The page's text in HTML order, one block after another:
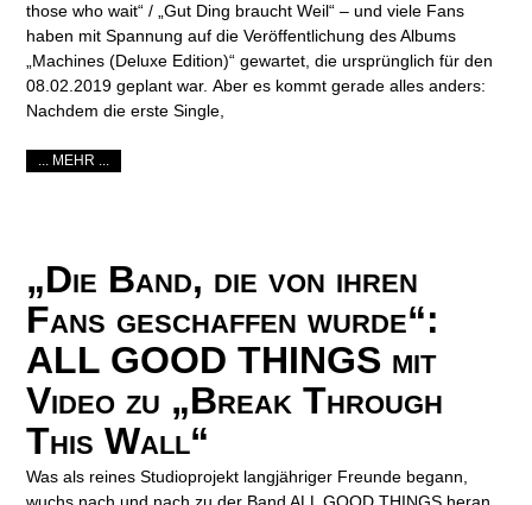
those who wait“ / „Gut Ding braucht Weil“ – und viele Fans
haben mit Spannung auf die Veröffentlichung des Albums
„Machines (Deluxe Edition)“ gewartet, die ursprünglich für den
08.02.2019 geplant war. Aber es kommt gerade alles anders:
Nachdem die erste Single,
... MEHR ...
„Die Band, die von ihren
Fans geschaffen wurde“:
ALL GOOD THINGS mit
Video zu „Break Through
This Wall“
Was als reines Studioprojekt langjähriger Freunde begann,
wuchs nach und nach zu der Band ALL GOOD THINGS heran.